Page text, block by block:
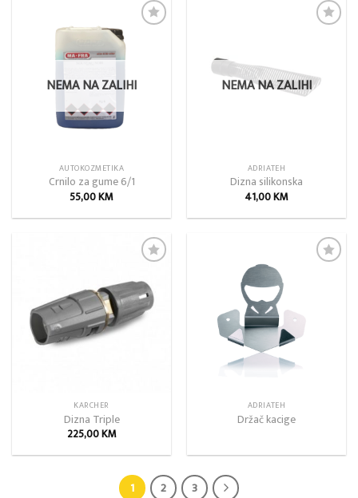
NEMA NA ZALIHI
AUTOKOZMETIKA
Crnilo za gume 6/1
55,00KM
NEMA NA ZALIHI
ADRIATEH
Dizna silikonska
41,00KM
wishlist
KARCHER
Dizna Triple
225,00KM
ADRIATEH
Držač kacige
1 2 3